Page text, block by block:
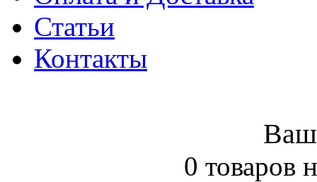
Статьи
Контакты
0 товаров